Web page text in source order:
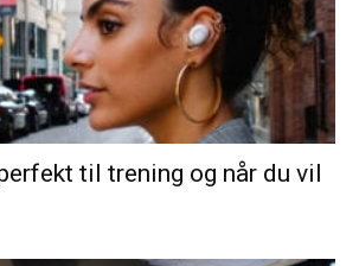
til trening og når du vil